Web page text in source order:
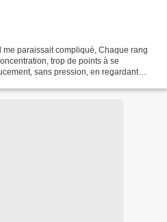
me paraissait compliqué, Chaque rang
trop de points à se
sans pression, en regardant